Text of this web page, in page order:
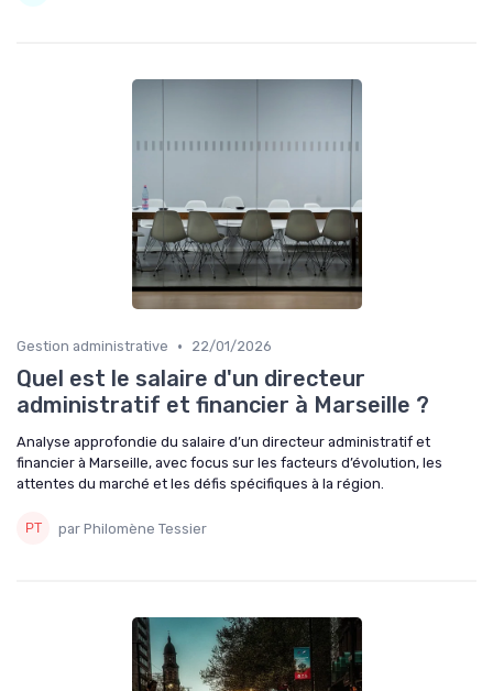
Gestion administrative • 22/01/2026
Quel est le salaire d'un directeur
administratif et financier à Marseille ?
Analyse approfondie du salaire d’un directeur administratif et
financier à Marseille, avec focus sur les facteurs d’évolution, les
attentes du marché et les défis spécifiques à la région.
par Philomène Tessier